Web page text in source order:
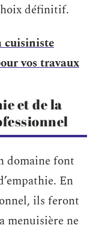
définitif.
cuisiniste
vos travaux
et de la
domaine font
En
ils feront
menuisière ne